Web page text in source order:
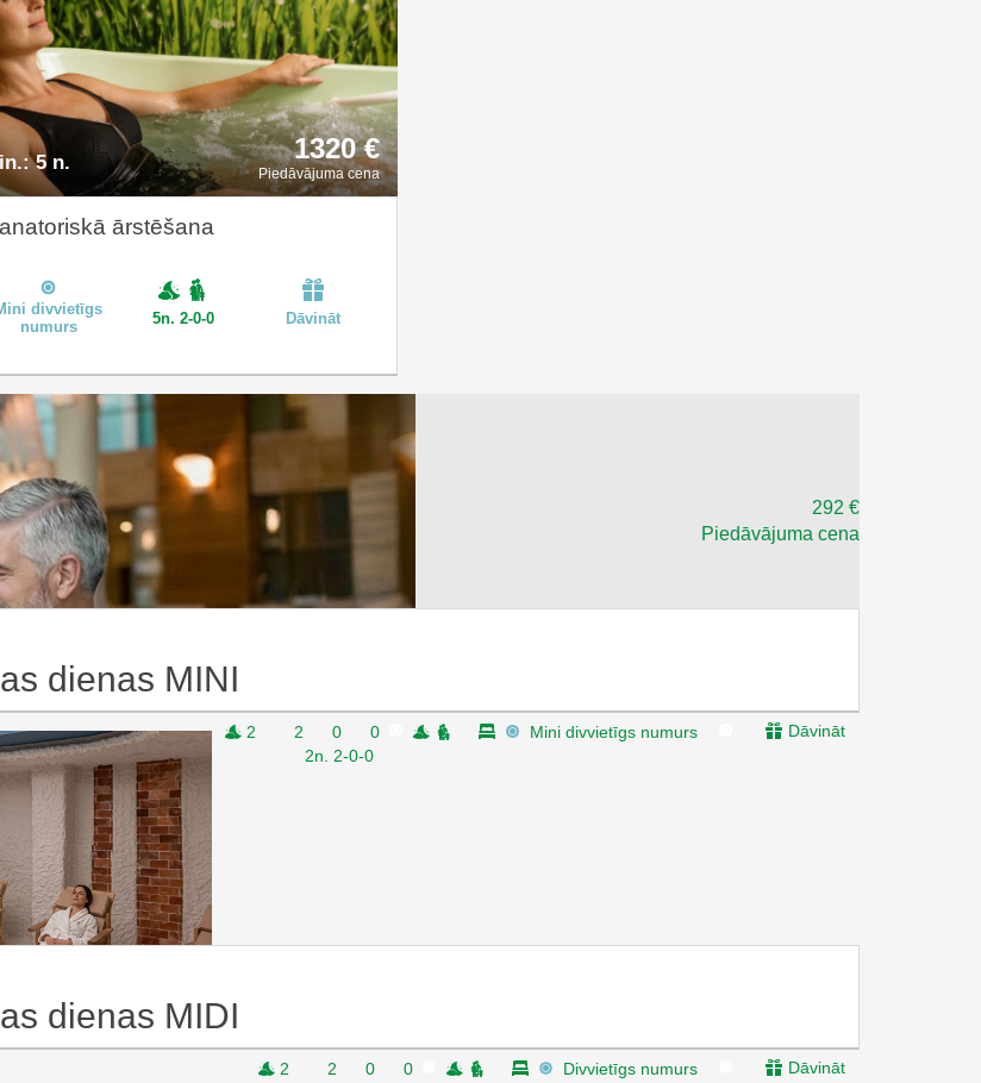
5 n. 1320 €
Piedāvājuma cena
ārstēšana
Dāvināt
divvietīgs
numurs
5n. 2-0-0
dienas MINI
292 €
Piedāvājuma cena
dienas MINI
Dāvināt
Mini divvietīgs numurs
2 2 0
0
2n. 2-0-0
472 €
Piedāvājuma cena
dienas MIDI
Dāvināt
Divvietīgs numurs
2 2 0
0